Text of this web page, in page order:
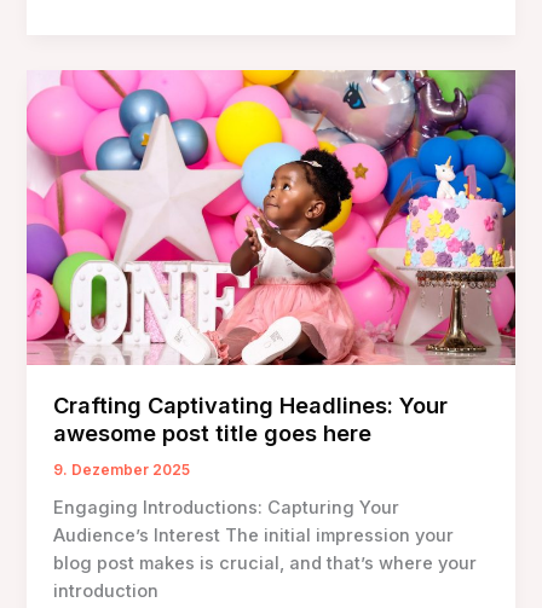
im
ersten
Lebensjahr
Crafting Captivating Headlines: Your
awesome post title goes here
9. Dezember 2025
Engaging Introductions: Capturing Your
Audience’s Interest The initial impression your
blog post makes is crucial, and that’s where your
introduction